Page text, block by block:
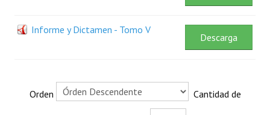
Informe y Dictamen sobre el Informe Financiero del Ministerio de
Rendición de Cuentas de Viáticos
Informe y Dictamen - Tomo V
Descarga
Orden Cantidad de